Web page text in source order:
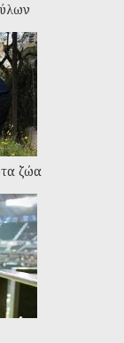
ζώα